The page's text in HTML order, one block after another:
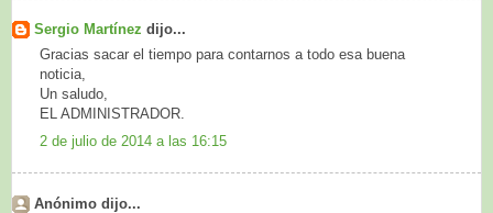
Sergio Martínez dijo...
Gracias sacar el tiempo para contarnos a todo esa buena
noticia,
Un saludo,
EL ADMINISTRADOR.
2 de julio de 2014 a las 16:15
Anónimo dijo...